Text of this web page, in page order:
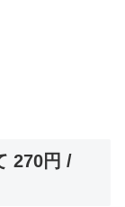
270円 /